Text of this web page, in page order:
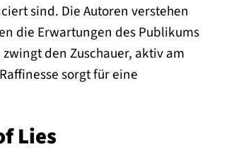
sind. Die Autoren verstehen
die Erwartungen des Publikums
den Zuschauer, aktiv am
sorgt für eine
Lies